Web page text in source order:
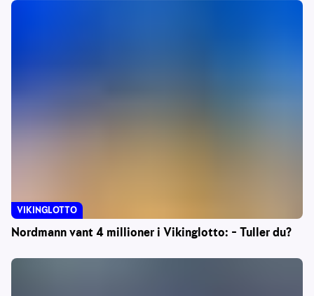
Nordmann vant 4 millioner i Vikinglotto: – Tuller du?
VIKINGLOTTO